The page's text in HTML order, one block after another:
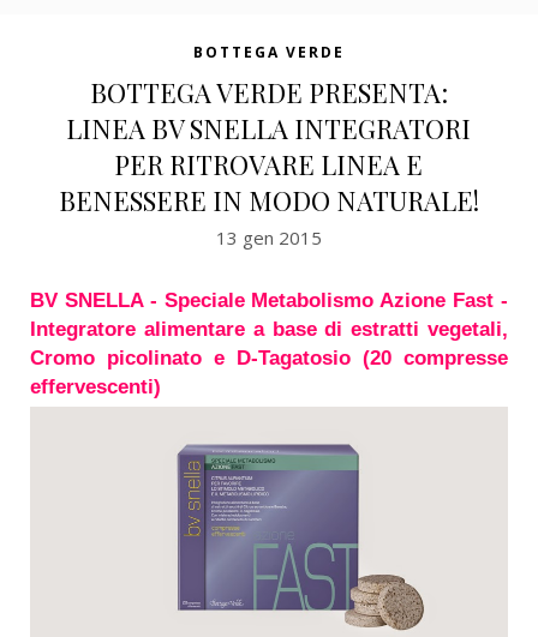
BOTTEGA VERDE
BOTTEGA VERDE PRESENTA:
LINEA BV SNELLA INTEGRATORI
PER RITROVARE LINEA E
BENESSERE IN MODO NATURALE!
13 gen 2015
BV SNELLA - Speciale Metabolismo Azione Fast -
Integratore alimentare a base di estratti vegetali,
Cromo picolinato e D-Tagatosio (20 compresse
effervescenti)